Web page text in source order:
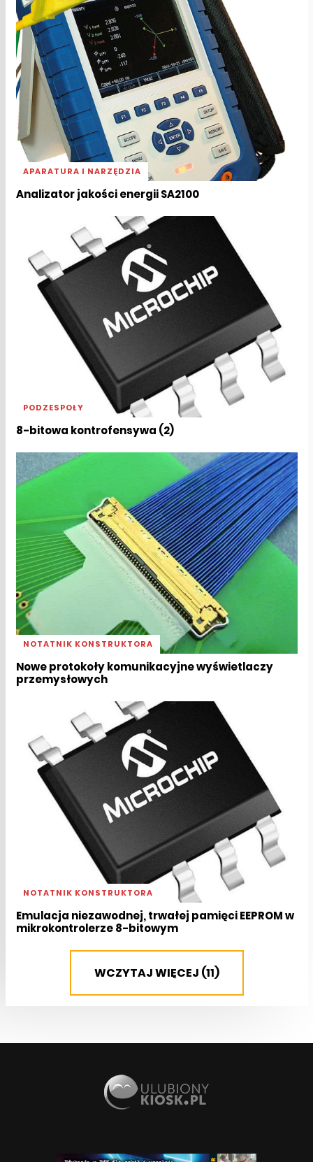
APARATURA I NARZĘDZIA
Analizator jakości energii SA2100
PODZESPOŁY
8-bitowa kontrofensywa (2)
NOTATNIK KONSTRUKTORA
Nowe protokoły komunikacyjne wyświetlaczy
przemysłowych
NOTATNIK KONSTRUKTORA
Emulacja niezawodnej, trwałej pamięci EEPROM w
mikrokontrolerze 8-bitowym
WCZYTAJ WIĘCEJ (11)